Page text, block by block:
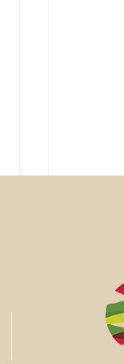
Guiné-
tida a 25
ano
julho,
Maior,